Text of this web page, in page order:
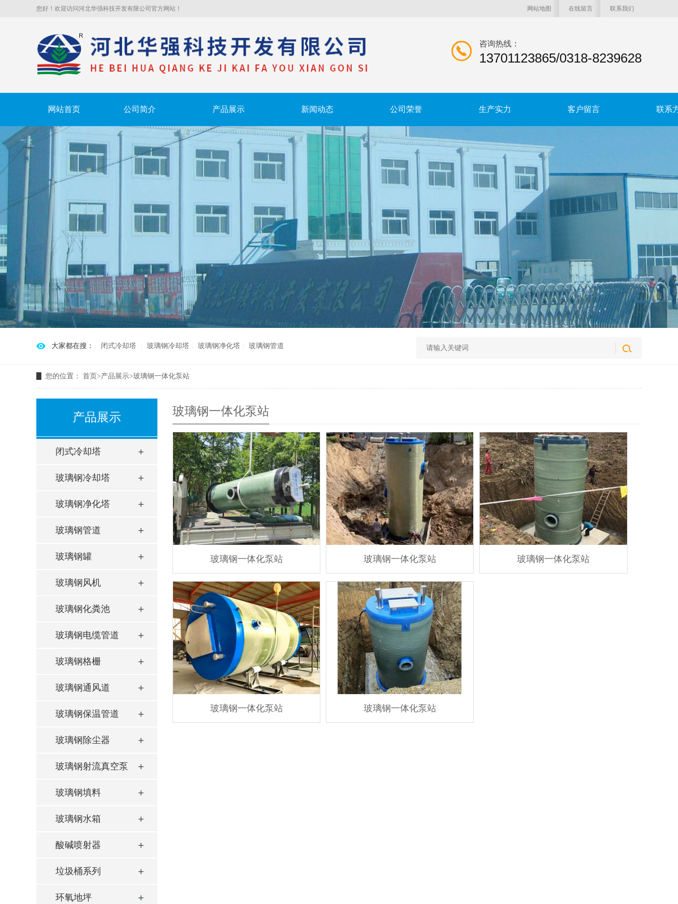
您好！欢迎访问河北华强科技开发有限公司官方网站！ 网站地图 在线留言 联系我们
咨询热线：
13701123865/0318-8239628
网站首页 公司简介 产品展示 新闻动态 公司荣誉 生产实力 客户留言 联系
大家都在搜： 闭式冷却塔 玻璃钢冷却塔 玻璃钢净化塔 玻璃钢管道
您的位置： 首页 >产品展示>玻璃钢一体化泵站
产品展示
闭式冷却塔
玻璃钢冷却塔
玻璃钢净化塔
玻璃钢管道
玻璃钢罐
玻璃钢风机
玻璃钢化粪池
玻璃钢电缆管道
玻璃钢格栅
玻璃钢通风道
玻璃钢保温管道
玻璃钢除尘器
玻璃钢射流真空泵
玻璃钢填料
玻璃钢水箱
酸碱喷射器
垃圾桶系列
环氧地坪
玻璃钢一体化泵站
玻璃钢一体化泵站 玻璃钢一体化泵站 玻璃钢一体化泵站
玻璃钢一体化泵站 玻璃钢一体化泵站